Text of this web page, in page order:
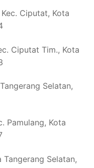
Ciputat, Kota
Ciputat Tim., Kota
Selatan,
Pamulang, Kota
Tangerang Selatan,